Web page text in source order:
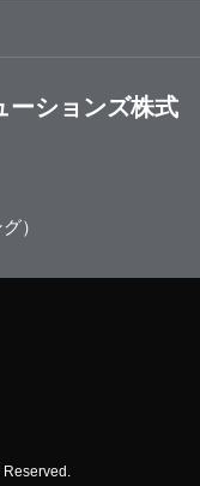
ーションズ株式
）